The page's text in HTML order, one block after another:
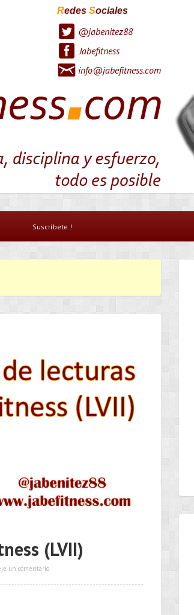
Redes Sociales
@jabenitez88
Jabefitness
info@jabefitness.com
Suscríbete !
(LVII)
un comentario